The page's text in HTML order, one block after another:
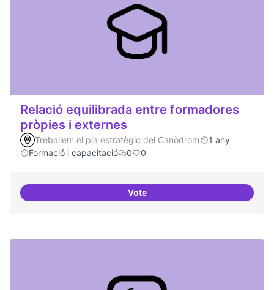
Relació equilibrada entre formadores
pròpies i externes
Treballem el pla estratègic del Canòdrom
1 any
Formació i capacitació
0 0
VoteRelació equilibrada entre